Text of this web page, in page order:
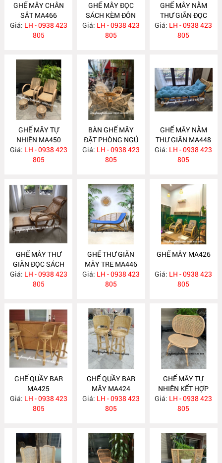
GHẾ MÂY CHÂN
SẮT MA466
Giá: LH - 0938 423
805
GHẾ MÂY ĐỌC
SÁCH KÈM ĐÔN
GÁC CHÂN MA461
Giá: LH - 0938 423
805
GHẾ MÂY NẰM
THƯ GIÃN ĐỌC
SÁCH MA456
Giá: LH - 0938 423
805
GHẾ MÂY TỰ
NHIÊN MA450
Giá: LH - 0938 423
805
BÀN GHẾ MÂY
ĐẶT PHÒNG NGỦ
MA449
Giá: LH - 0938 423
805
GHẾ MÂY NẰM
THƯ GIÃN MA448
Giá: LH - 0938 423
805
GHẾ MÂY THƯ
GIÃN ĐỌC SÁCH
MA447
Giá: LH - 0938 423
805
GHẾ THƯ GIÃN
MÂY TRE MA446
Giá: LH - 0938 423
805
GHẾ MÂY MA426
Giá: LH - 0938 423
805
GHẾ QUẦY BAR
MA425
Giá: LH - 0938 423
805
GHẾ QUẦY BAR
MÂY MA424
Giá: LH - 0938 423
805
GHẾ MÂY TỰ
NHIÊN KẾT HỢP
LƯỚI MẮT CÁO
MA418
Giá: LH - 0938 423
805